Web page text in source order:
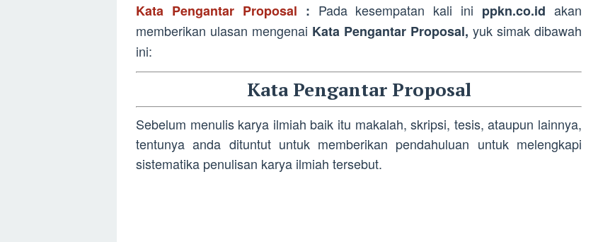
Kata Pengantar Proposal : Pada kesempatan kali ini ppkn.co.id akan
memberikan ulasan mengenai Kata Pengantar Proposal, yuk simak dibawah
ini:
Kata Pengantar Proposal
Sebelum menulis karya ilmiah baik itu makalah, skripsi, tesis, ataupun lainnya,
tentunya anda dituntut untuk memberikan pendahuluan untuk melengkapi
sistematika penulisan karya ilmiah tersebut.